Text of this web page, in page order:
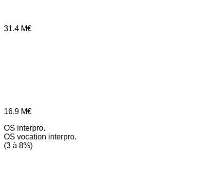
31.4 M€
16.9 M€
OS interpro.
OS vocation interpro.
(3 à 8%)